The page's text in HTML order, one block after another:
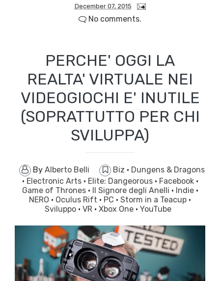
December 07, 2015
No comments.
PERCHE' OGGI LA
REALTA' VIRTUALE NEI
VIDEOGIOCHI E' INUTILE
(SOPRATTUTTO PER CHI
SVILUPPA)
By Alberto Belli Biz · Dungens & Dragons
· Electronic Arts · Elite: Dangeorous · Facebook ·
Game of Thrones · Il Signore degli Anelli · Indie ·
NERO · Oculus Rift · PC · Storm in a Teacup ·
Sviluppo · VR · Xbox One · YouTube